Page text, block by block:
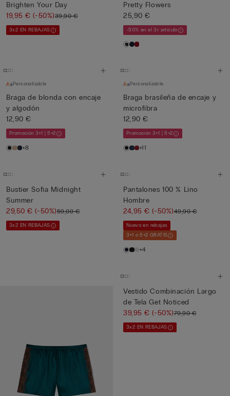
Brighten Your Day
19,95 €(-50%)39,90 €
3x2 EN REBAJAS
Pretty Flowers
25,90 €
-50% en el 3r artículo
Personalizable
Braga de blonda con encaje
y algodón
12,90 €
Promoción 3+1 | 5+2
+8
Personalizable
Braga brasileña de encaje y
microfibra
12,90 €
Promoción 3+1 | 5+2
+11
Bustier Sofia Midnight
Summer
29,50 €(-50%)59,00 €
3x2 EN REBAJAS
Pantalones 100 % Lino
Hombre
24,95 €(-50%)49,90 €
Nuevo en rebajas
3+1 o 5+2 GRATIS
+4
Vestido Combinación Largo
de Tela Get Noticed
39,95 €(-50%)79,90 €
3x2 EN REBAJAS